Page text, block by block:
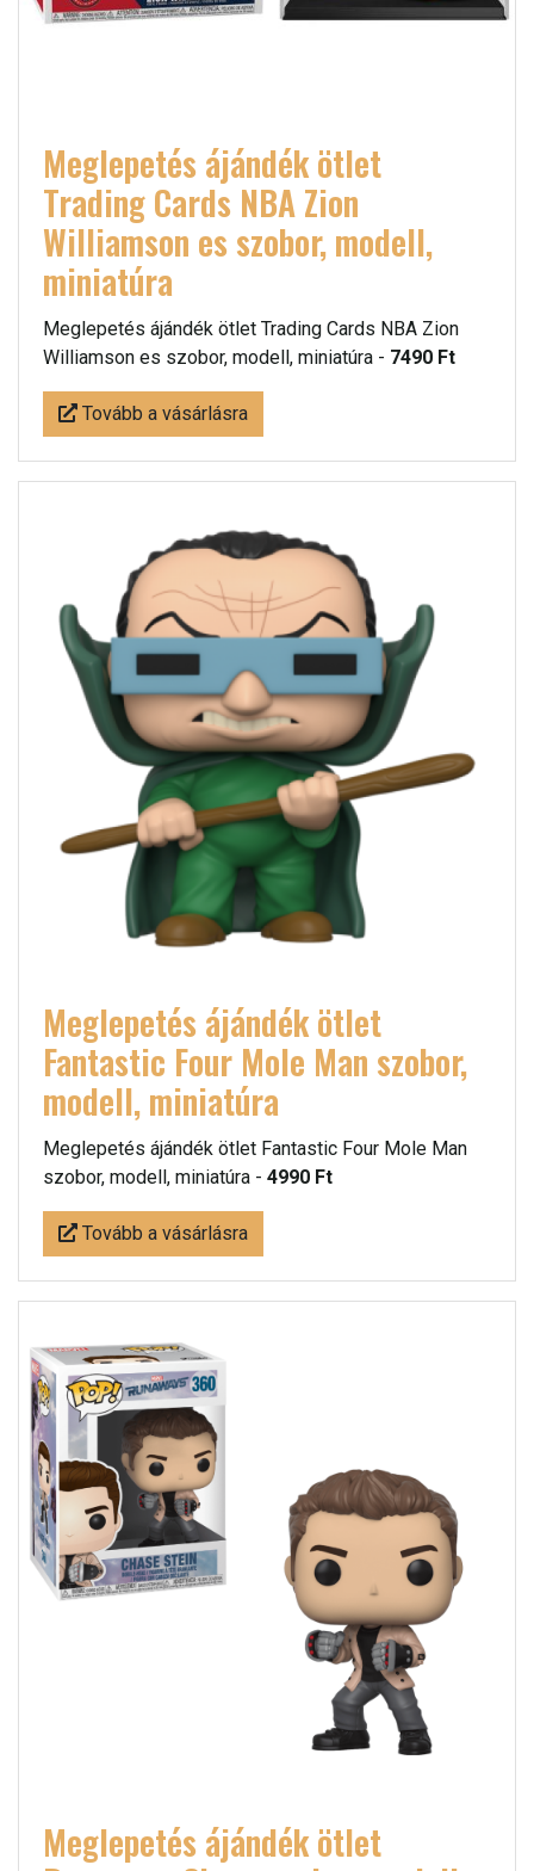
Meglepetés ájándék ötlet
Trading Cards NBA Zion
Williamson es szobor, modell,
miniatúra
Meglepetés ájándék ötlet Trading Cards NBA Zion
Williamson es szobor, modell, miniatúra - 7490 Ft
Tovább a vásárlásra
Meglepetés ájándék ötlet
Fantastic Four Mole Man szobor,
modell, miniatúra
Meglepetés ájándék ötlet Fantastic Four Mole Man
szobor, modell, miniatúra - 4990 Ft
Tovább a vásárlásra
Meglepetés ájándék ötlet